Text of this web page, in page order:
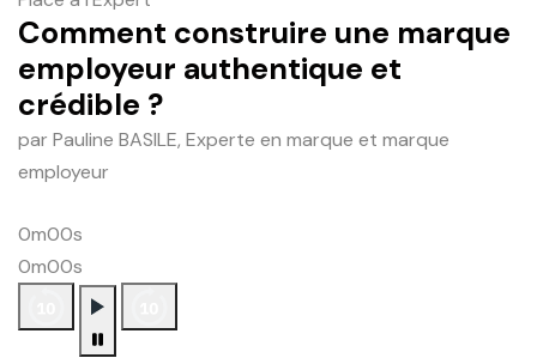
Comment construire une marque
employeur authentique et
crédible ?
par Pauline BASILE, Experte en marque et marque
employeur
0m00s
0m00s